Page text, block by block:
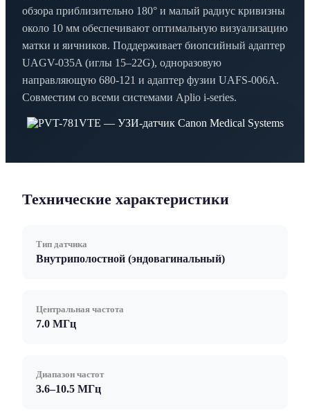
обзора приблизительно 180° и малый радиус кривизны
около 10 мм обеспечивают оптимальную визуализацию
матки и яичников. Поддерживает биопсийный адаптер
UAGV-035A (иглы 15–22G), одноразовую
направляющую 680-121 и адаптер фузии UAFS-006A.
Совместим со всеми системами Aplio i-series.
Технические характеристики
Тип датчика
Внутриполостной (эндовагинальный)
Центральная частота
7.0 МГц
Диапазон частот
3.6–10.5 МГц